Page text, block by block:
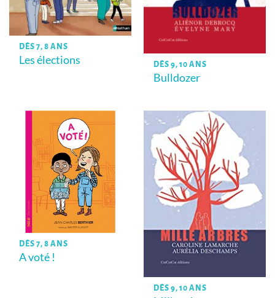
DÈS 7, 8 ANS
Les élections DÈS 9, 10 ANS
Bulldozer
DÈS 7, 8 ANS
A voté !
DÈS 9, 10 ANS